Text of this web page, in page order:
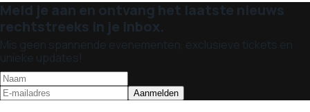
Meld je aan en ontvang het laatste nieuws
rechtstreeks in je inbox.
Mis geen spannende evenementen, exclusieve tickets en
unieke updates!